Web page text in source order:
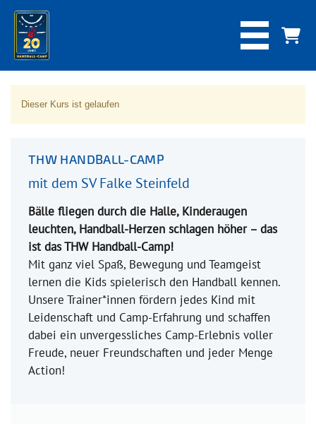
Dieser Kurs ist gelaufen
THW HANDBALL-CAMP
mit dem SV Falke Steinfeld
Bälle fliegen durch die Halle, Kinderaugen
leuchten, Handball-Herzen schlagen höher – das
ist das THW Handball-Camp!
Mit ganz viel Spaß, Bewegung und Teamgeist
lernen die Kids spielerisch den Handball kennen.
Unsere Trainer*innen fördern jedes Kind mit
Leidenschaft und Camp-Erfahrung und schaffen
dabei ein unvergessliches Camp-Erlebnis voller
Freude, neuer Freundschaften und jeder Menge
Action!